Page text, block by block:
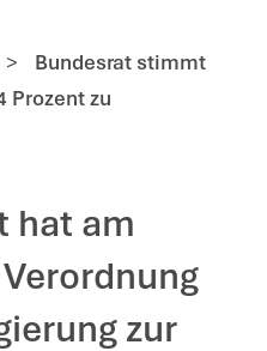
>
Bundesrat stimmt
Prozent zu
hat am
zur